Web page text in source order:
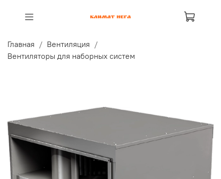
Главная
Вентиляция
Вентиляторы для наборных систем